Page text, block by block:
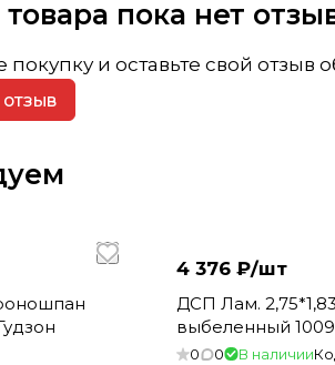
товара пока нет
и оставьте свой отзыв
4 376 ₽/шт
ДСП Лам.
выбеленный 1009
0 0 В наличии